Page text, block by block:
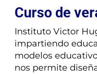
Curso de
Instituto Victor
impartiendo
modelos
nos permite